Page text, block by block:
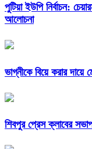
পুটিয়া ইউপি নির্বাচন:
আলোচনা
ভাগ্নীকে বিয়ে করার দায়ে
শিবপুর প্রেস ক্লাবের